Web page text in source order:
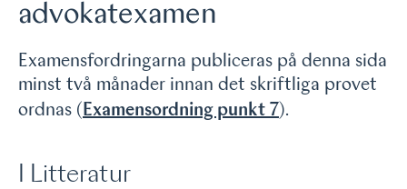
advokatexamen
Examensfordringarna publiceras på denna sida
minst två månader innan det skriftliga provet
ordnas ( Examensordning punkt 7).
I Litteratur